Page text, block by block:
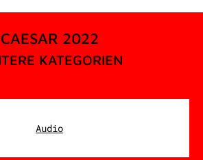
CAESAR 2022
KATEGORIEN
Audio